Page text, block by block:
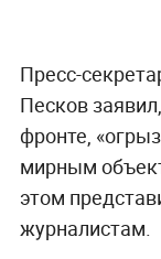
Пресс-
Песков
фронте,
мирным
этом
журналистам.